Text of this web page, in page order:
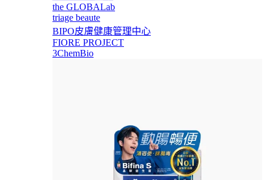
the GLOBALab
triage beaute
BIPO皮膚健康管理中心
FIORE PROJECT
3ChemBio